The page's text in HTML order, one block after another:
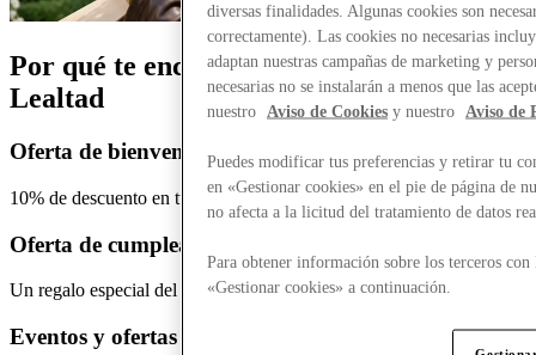
Por qué te encantará nuestro Club de
Lealtad
Oferta de bienvenida
10% de descuento en tu primeravisita como miembro
Oferta de cumpleaños
Un regalo especial del 10%para tu cumpleaños
Eventos y ofertas
diversas finalidades. Algunas cookies son
correctamente). Las cookies no necesarias
adaptan nuestras campañas de marketing y
necesarias no se instalarán a menos que las
nuestro
Aviso de Cookies y nuestro Aviso de
Puedes modificar tus preferencias y retirar tu
en «Gestionar cookies» en el pie de página de
no afecta a la licitud del tratamiento de datos
Para obtener información sobre los terceros
«Gestionar cookies» a continuación.